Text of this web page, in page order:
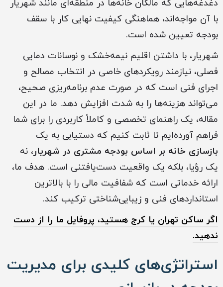
دغدغه‌هایی که مالکان خانه‌ها در منطقه‌ای مانند شهریار
با آن مواجه‌اند، هماهنگی کیفیت نهایی کار با سقف
بودجه تعیین شده است.
شهریار، با داشتن اقلیم نیمه‌خشک و نوسانات دمایی
فصلی، نیازمند رویکردهای خاصی در انتخاب مصالح و
اجرای فنی است که در صورت عدم برنامه‌ریزی صحیح،
می‌تواند هزینه‌ها را به شدت افزایش دهد. ما در این
مقاله، یک راهنمای تخصصی و کاملاً کاربردی را برای شما
فراهم آورده‌ایم تا ثابت کنیم که دستیابی به یک
بازسازی خانه بر اساس بودجه مشتری در شهریار، نه
یک رؤیا، بلکه یک واقعیت دست‌یافتنی است. هدف ما،
ارائه خدماتی است که شفافیت مالی را با بالاترین
استانداردهای فنی و زیبایی‌شناختی ترکیب کند.
اگر ساکن ‏تهران یا کرج هستید، پروفایل ما را از دست
ندهید.
استراتژی‌های کلیدی برای مدیریت